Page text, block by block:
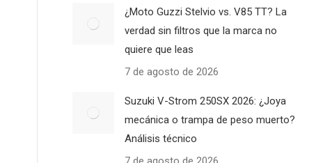
¿Moto Guzzi Stelvio vs. V85 TT? La
verdad sin filtros que la marca no
quiere que leas
7 de agosto de 2026
Suzuki V-Strom 250SX 2026: ¿Joya
mecánica o trampa de peso muerto?
Análisis técnico